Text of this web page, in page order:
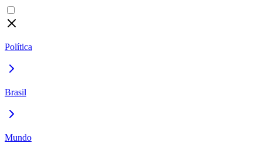
Política
Brasil
Mundo